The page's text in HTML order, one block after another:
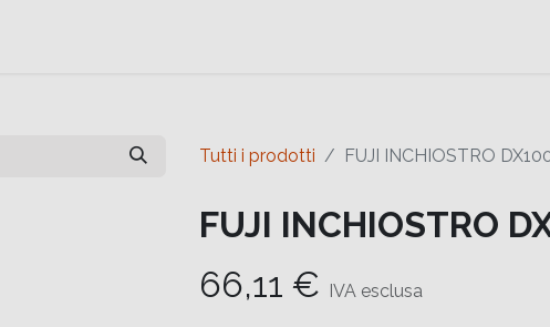
Tutti i prodotti FUJI INCHIOSTRO
FUJI INCHIOSTRO
66,11 € IVA esclusa